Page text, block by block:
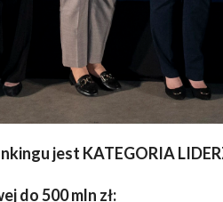
jest KATEGORIA
do 500 mln zł: